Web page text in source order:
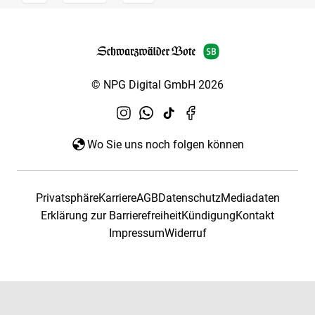
© NPG Digital GmbH 2026
Wo Sie uns noch folgen können
PrivatsphäreKarriereAGBDatenschutzMediadaten
Erklärung zur BarrierefreiheitKündigungKontakt
ImpressumWiderruf